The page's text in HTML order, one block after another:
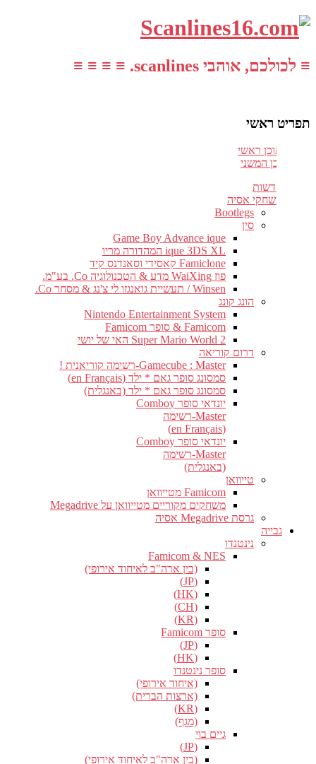
≡ לכולכם, אוהבי scanlines. ≡ ≡ ≡ ≡
תפריט ראשי
עבור לתוכן ראשי
דלג לתוכן המשני
חדשות
משחקי אסיה
Bootlegs
סין
Game Boy Advance ique
ique 3DS XL המהדורה מריו
Famiclone קאסידי וסאנדנס קיד
פוז WaiXing מדע & הטכנולוגיה Co. בע"מ.
Winsen / תעשיית גואנגזו לי צ'נג & מסחר Co.
הונג קונג
Nintendo Entertainment System
Famicom & סופר Famicom
Super Mario World 2 האי של יושי
דרום קוריאה
Gamecube : Master-רשימה קוריאנית !
סמסונג סופר גאם * ילד (en Français)
סמסונג סופר גאם * ילד (באנגלית)
יונדאי סופר Comboy
Master-רשימה
(en Français)
יונדאי סופר Comboy
Master-רשימה
(באנגלית)
טייוואן
Famicom מטייוואן
משחקים מקוריים מטייוואן על Megadrive
גרסת Megadrive אסיה
גבייה
נינטנדו
Famicom & NES
(בין ארה"ב לאיחוד אירופי)
(JP)
(HK)
(CH)
(KR)
סופר Famicom
(JP)
(HK)
סופר נינטנדו
(איחוד אירופי)
(ארצות הברית)
(KR)
(מגף)
גיים בוי
(JP)
(בין ארה"ב לאיחוד אירופי)